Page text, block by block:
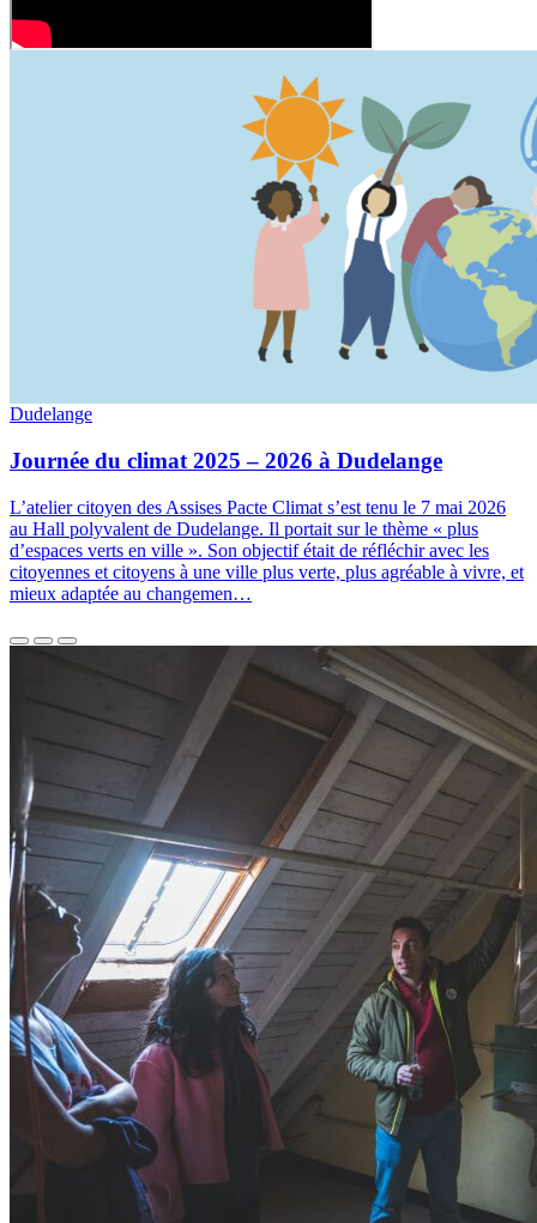
Dudelange
Journée du climat 2025 – 2026 à Dudelange
L’atelier citoyen des Assises Pacte Climat s’est tenu le 7 mai 2026
au Hall polyvalent de Dudelange. Il portait sur le thème « plus
d’espaces verts en ville ». Son objectif était de réfléchir avec les
citoyennes et citoyens à une ville plus verte, plus agréable à vivre, et
mieux adaptée au changemen…